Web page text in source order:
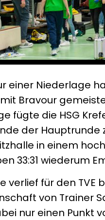
einer Niederlage
Bravour
fügte die HSG
der Hauptrunde
in einem
33:31 wiederum
verlief für den
von Trainer
nur einen Punkt